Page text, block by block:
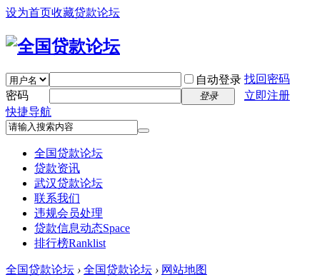
设为首页收藏贷款论坛
自动登录 找回密码
密码
登录
立即注册
快捷导航
全国贷款论坛
贷款资讯
武汉贷款论坛
联系我们
违规会员处理
贷款信息动态Space
排行榜Ranklist
全国贷款论坛 › 全国贷款论坛 › 网站地图